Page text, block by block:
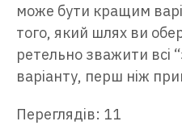
може бути кращим
того, який шлях ви
ретельно зважити всі
варіанту, перш ніж
Переглядів: 11